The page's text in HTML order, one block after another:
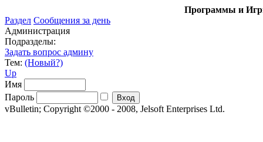
Программы и
Раздел Сообщения за день
Администрация
Подразделы:
Задать вопрос админу
Тем: (Новый?)
Up
Имя
Пароль
vBulletin; Copyright ©2000 - 2008, Jelsoft Enterprises Ltd.